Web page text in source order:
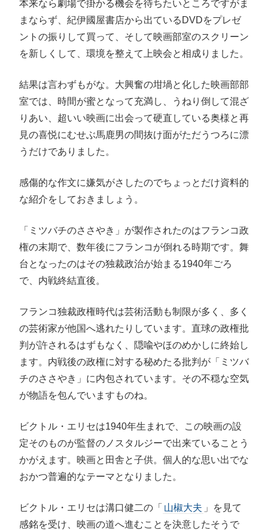
本来なら劇場で掛かる機会を待ちたいところですがま
まならず、紀伊國屋書店から出ているDVDをプレゼ
ントの振りして買って、そして映画部室のスクリーン
を新しくして、環境を整えて上映会と相成りました。
結果は言わずもがな。大興奮の坩堝と化した映画部部
室では、時間が蜜となって充満し、うねり倒して混ざ
りあい、超いい映画に出会って硬直している奥様と再
見の喜悦にむせぶ馬鹿男の間抜け面がただうつろに漂
うだけでありました。
感傷的な作文に嫌気がさしたのでちょっとだけ資料的
な紹介をしておきましょう。
「ミツバチのささやき」が製作されたのはフランコ政
権の末期で、数年後にフランコが倒れる時期です。舞
台となったのはその独裁政治が始まる1940年ごろ
で、内戦終結直後。
フランコ独裁政権時代は芸術活動も制限が多く、多く
の芸術家が他国へ逃れたりしています。直球の政権批
判が許されるはずもなく、隠喩やほのめかしに終始し
ます。内戦後の政権に対する秘めたる批判が「ミツバ
チのささやき」に内包されています。その不穏な空気
が物語を包んでいますものね。
ビクトル・エリセは1940年生まれで、この映画の設
定そのものが監督のノスタルジーで出来ていることう
かがえます。映画と田舎と子供。個人的な思い出でな
おかつ普遍的なテーマとなりました。
ビクトル・エリセは溝口健二の「 山椒大夫 」を見て
感銘を受け、映画の道へ進むことを決意したそうで